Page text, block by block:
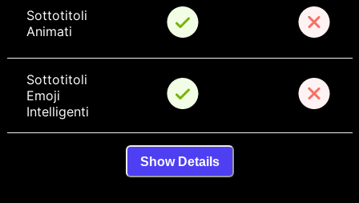
Sottotitoli
Animati
Sottotitoli
Emoji
Intelligenti
Show Details